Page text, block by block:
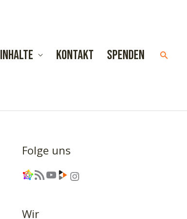
Inhalte Kontakt Spenden
Folge uns
Link RSS-Feed YouTube Link Instagram
Wir